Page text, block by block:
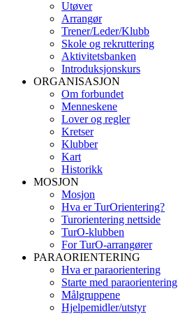
Utøver
Arrangør
Trener/Leder/Klubb
Skole og rekruttering
Aktivitetsbanken
Introduksjonskurs
ORGANISASJON
Om forbundet
Menneskene
Lover og regler
Kretser
Klubber
Kart
Historikk
MOSJON
Mosjon
Hva er TurOrientering?
Turorientering nettside
TurO-klubben
For TurO-arrangører
PARAORIENTERING
Hva er paraorientering
Starte med paraorientering
Målgruppene
Hjelpemidler/utstyr